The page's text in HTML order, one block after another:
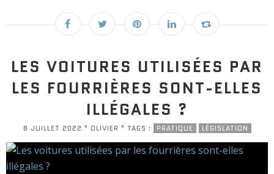
LES VOITURES UTILISÉES PAR
LES FOURRIÈRES SONT-ELLES
ILLÉGALES ?
8 JUILLET 2022 " OLIVIER " TAGS : PRATIQUE LÉGISLATION